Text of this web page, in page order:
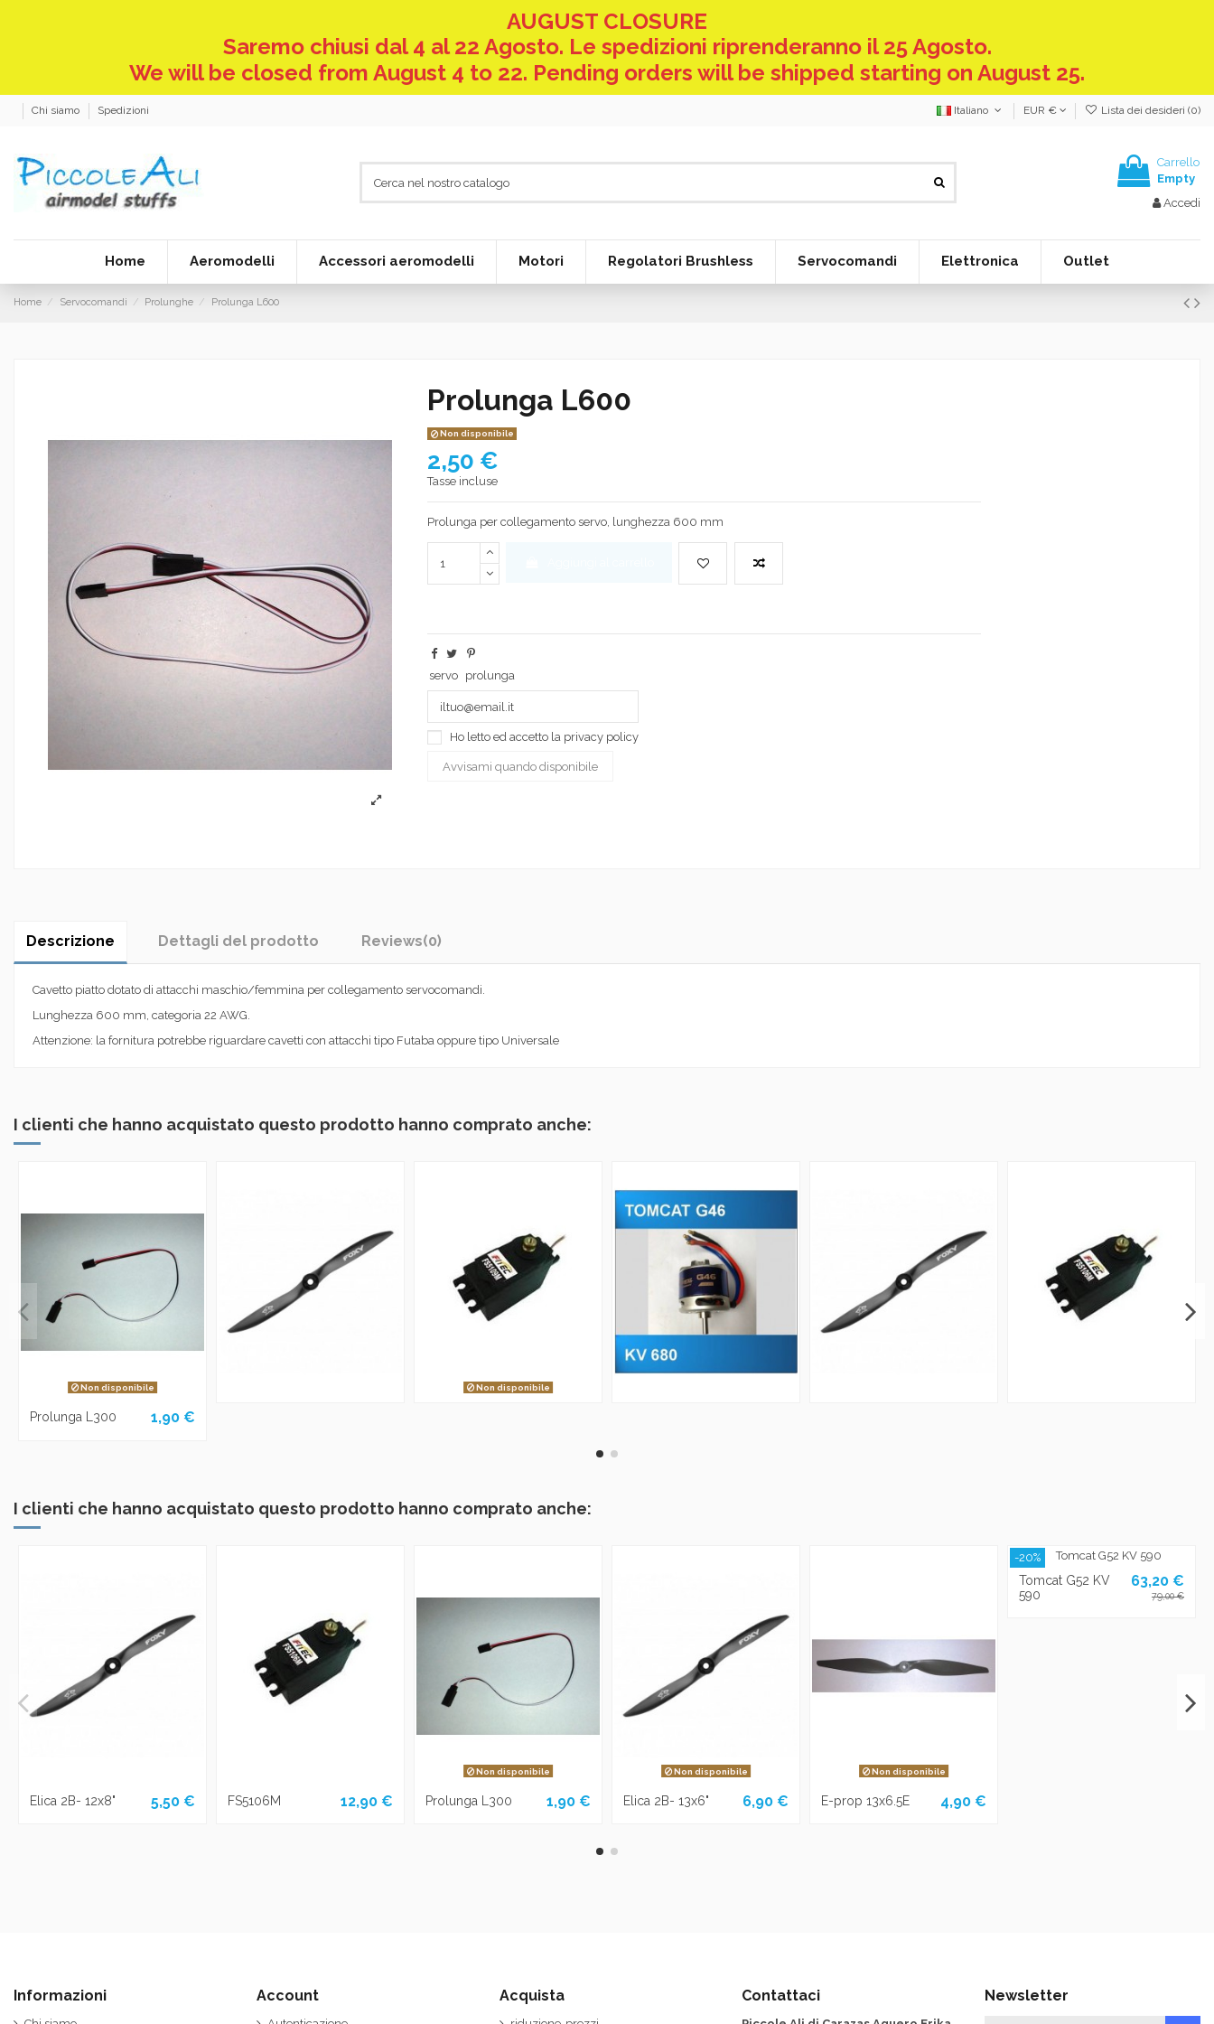
AUGUST CLOSURE
Saremo chiusi dal 4 al 22 Agosto. Le spedizioni riprenderanno il 25 Agosto.
We will be closed from August 4 to 22. Pending orders will be shipped starting on August 25.
Chi siamo Spedizioni Italiano EUR € Lista dei desideri (0)
Carrello
Empty
Accedi
Home Aeromodelli Accessori aeromodelli Motori Regolatori Brushless Servocomandi Elettronica Outlet
Home Servocomandi Prolunghe Prolunga L600
Prolunga L600
Non disponibile
2,50 €
Tasse incluse
Prolunga per collegamento servo, lunghezza 600 mm
servo prolunga
Ho letto ed accetto la privacy policy
Descrizione Dettagli del prodotto Reviews(0)
Cavetto piatto dotato di attacchi maschio/femmina per collegamento servocomandi.
Lunghezza 600 mm, categoria 22 AWG.
Attenzione: la fornitura potrebbe riguardare cavetti con attacchi tipo Futaba oppure tipo Universale
I clienti che hanno acquistato questo prodotto hanno comprato anche:
Non disponibile
Prolunga L300 1,90 €
Non disponibile
I clienti che hanno acquistato questo prodotto hanno comprato anche:
Elica 2B- 12x8" 5,50 € FS5106M 12,90 €
Non disponibile
Prolunga L300 1,90 €
Non disponibile
Elica 2B- 13x6" 6,90 €
Non disponibile
E-prop 13x6.5E 4,90 €
-20%
Tomcat G52 KV
590
63,20 €
79,00 €
Informazioni Account Acquista Contattaci Newsletter